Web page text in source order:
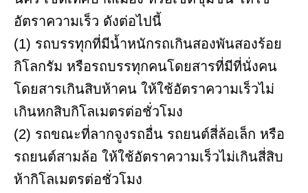
อัตราความเร็ว ดังต่อไปนี้
(1) รถบรรทุกที่มีน้ำหนักรถเกินสองพันสองร้อย
กิโลกรัม หรือรถบรรทุกคนโดยสารที่มีที่นั่งคน
โดยสารเกินสิบห้าคน ให้ใช้อัตราความเร็วไม่
เกินหกสิบกิโลเมตรต่อชั่วโมง
(2) รถขณะที่ลากจูงรถอื่น รถยนต์สี่ล้อเล็ก หรือ
รถยนต์สามล้อ ให้ใช้อัตราความเร็วไม่เกินสี่สิบ
ห้ากิโลเมตรต่อชั่วโมง